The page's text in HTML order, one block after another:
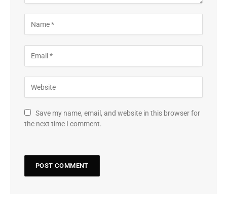
Save my name, email, and website in this browser for
the next time I comment.